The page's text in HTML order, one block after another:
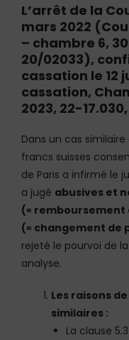
L’arrêt de la
mars 2022
– chambre 6,
20/02033),
cassation le 12
cassation,
2023, 22-
Dans un cas
francs suisses
de Paris a infirmé le
a jugé abusives et
(« remboursement
(« changement de
rejeté le pourvoi de
analyse.
Les raisons
similaires :
La clause